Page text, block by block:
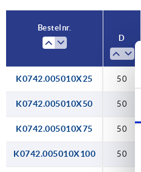
Bestelnr.
D
K0742.005010X25 50
K0742.005010X50 50
K0742.005010X75 50
K0742.005010X100 50